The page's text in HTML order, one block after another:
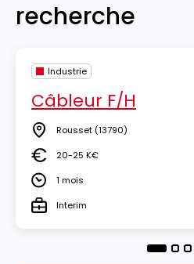
recherche
Industrie
Câbleur F/H
Lieu Rousset (13790)
Salaire20-25 K€
Durée1 mois
TypeInterim